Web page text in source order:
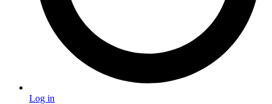
Log in